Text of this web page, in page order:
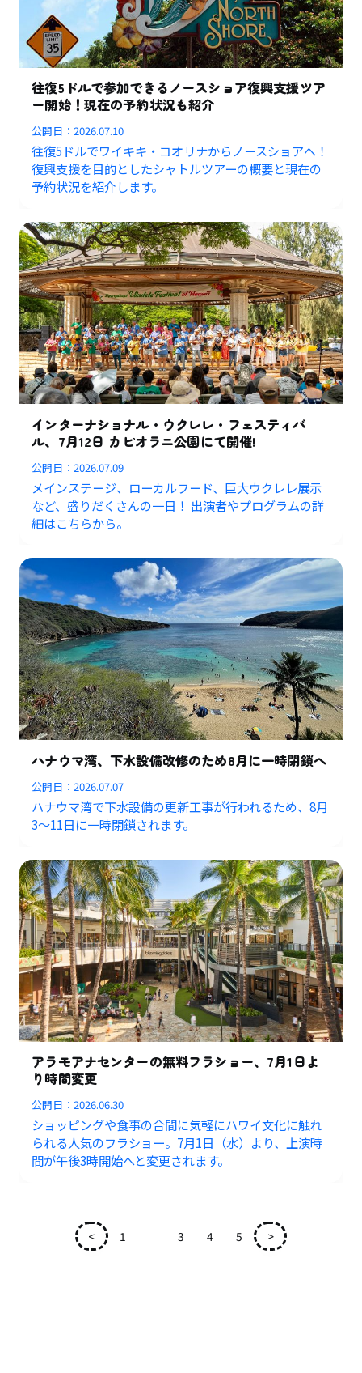
往復5ドルで参加できるノースショア復興支援ツア
ー開始！現在の予約状況も紹介
公開日：2026.07.10
往復5ドルでワイキキ・コオリナからノースショアへ！
復興支援を目的としたシャトルツアーの概要と現在の
予約状況を紹介します。
インターナショナル・ウクレレ・フェスティバ
ル、7月12日 カピオラニ公園にて開催!
公開日：2026.07.09
メインステージ、ローカルフード、巨大ウクレレ展示
など、盛りだくさんの一日！ 出演者やプログラムの詳
細はこちらから。
ハナウマ湾、下水設備改修のため8月に一時閉鎖へ
公開日：2026.07.07
ハナウマ湾で下水設備の更新工事が行われるため、8月
3〜11日に一時閉鎖されます。
アラモアナセンターの無料フラショー、7月1日よ
り時間変更
公開日：2026.06.30
ショッピングや食事の合間に気軽にハワイ文化に触れ
られる人気のフラショー。7月1日（水）より、上演時
間が午後3時開始へと変更されます。
< 1 3 4 5 >